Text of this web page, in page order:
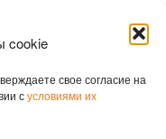
cookie
свое согласие на
сусловиями их